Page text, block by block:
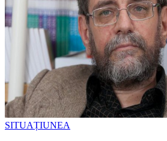
SITUAȚIUNEA